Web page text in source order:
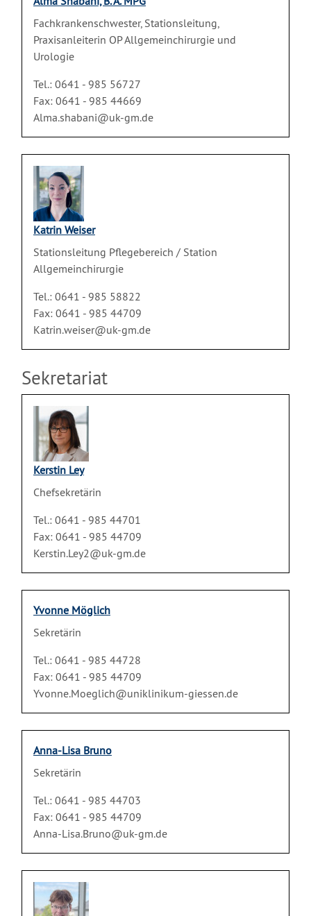
Fachkrankenschwester, Stationsleitung,
Praxisanleiterin OP Allgemeinchirurgie und
Urologie
Tel.: 0641 - 985 56727
Fax: 0641 - 985 44669
Alma.shabani@uk-gm.de
Katrin Weiser
Stationsleitung Pflegebereich / Station
Allgemeinchirurgie
Tel.: 0641 - 985 58822
Fax: 0641 - 985 44709
Katrin.weiser@uk-gm.de
Sekretariat
Kerstin Ley
Chefsekretärin
Tel.: 0641 - 985 44701
Fax: 0641 - 985 44709
Kerstin.Ley2@uk-gm.de
Yvonne Möglich
Sekretärin
Tel.: 0641 - 985 44728
Fax: 0641 - 985 44709
Yvonne.Moeglich@uniklinikum-giessen.de
Anna-Lisa Bruno
Sekretärin
Tel.: 0641 - 985 44703
Fax: 0641 - 985 44709
Anna-Lisa.Bruno@uk-gm.de